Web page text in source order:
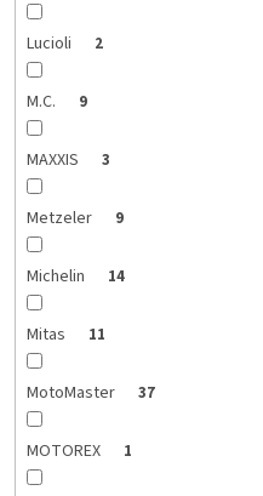
Lucioli 2
M.C. 9
MAXXIS 3
Metzeler 9
Michelin 14
Mitas 11
MotoMaster 37
MOTOREX 1